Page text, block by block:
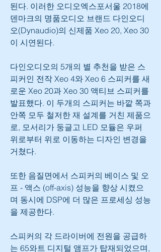
된다. 이러한 오디오엑스포서울 2018에
덴마크의 명품오디오 브랜드 다인오디
오(Dynaudio)의 신제품 Xeo 20, Xeo 30
이 시연된다.
다인오디오의 5개의 별 추천을 받은 스
피커인 전작 Xeo 4와 Xeo 6 스피커를 새
로운 Xeo 20과 Xeo 30 액티브 스피커를
발표했다. 이 두개의 스피커는 바깥 쪽과
안쪽 모두 철저한 재 설계를 거친 제품으
로, 모서리가 둥글고 LED 모듈은 우퍼
위로부터 위로 이동하는 디자인 변경을
거쳤다.
또한 음질면에서 스피커의 베이스 및 오
프 - 액스 (off-axis) 성능을 향상 시켰으
며 동시에 DSP에 더 많은 프로세싱 성능
을 제공한다.
스피커의 각 드라이버에 전원을 공급하
는 65와트 디지털 앰프가 탑재되었으며,